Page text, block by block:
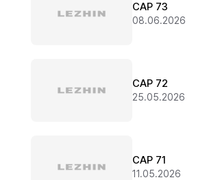
CAP 73
08.06.2026
CAP 72
25.05.2026
CAP 71
11.05.2026